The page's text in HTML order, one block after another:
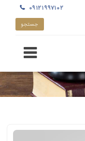
۰۹۱۲۱۹۹۷۱۰۲